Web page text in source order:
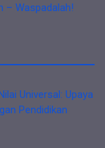
– Waspadalah!
Universal: Upaya
Pendidikan